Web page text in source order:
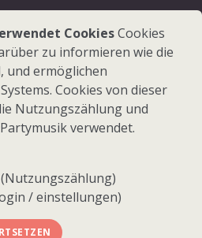
- Alle Rechte vorbehalten
CookiesCookies
zu informieren wie die
und ermöglichen
Cookies von dieser
Nutzungszählung und
verwendet.
/ einstellungen)